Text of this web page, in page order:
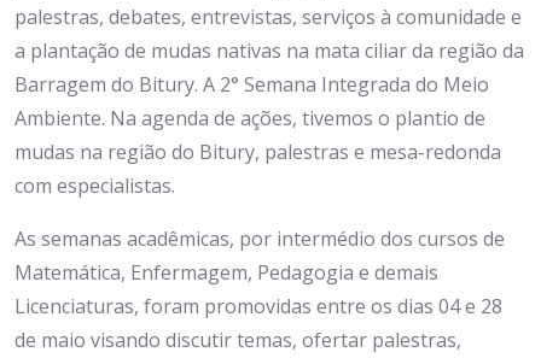
palestras, debates, entrevistas, serviços à comunidade e
a plantação de mudas nativas na mata ciliar da região da
Barragem do Bitury. A 2° Semana Integrada do Meio
Ambiente. Na agenda de ações, tivemos o plantio de
mudas na região do Bitury, palestras e mesa-redonda
com especialistas.
As semanas acadêmicas, por intermédio dos cursos de
Matemática, Enfermagem, Pedagogia e demais
Licenciaturas, foram promovidas entre os dias 04 e 28
de maio visando discutir temas, ofertar palestras,